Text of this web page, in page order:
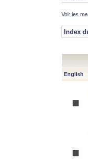
Voir les
Index
English